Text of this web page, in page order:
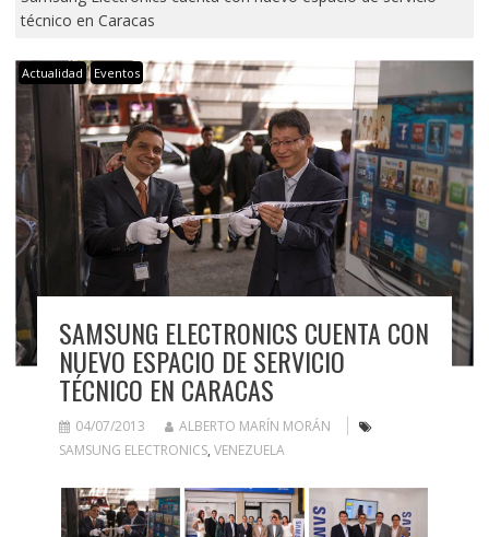
técnico en Caracas
Actualidad Eventos
SAMSUNG ELECTRONICS CUENTA CON
NUEVO ESPACIO DE SERVICIO
TÉCNICO EN CARACAS
04/07/2013
ALBERTO MARÍN MORÁN
SAMSUNG ELECTRONICS, VENEZUELA